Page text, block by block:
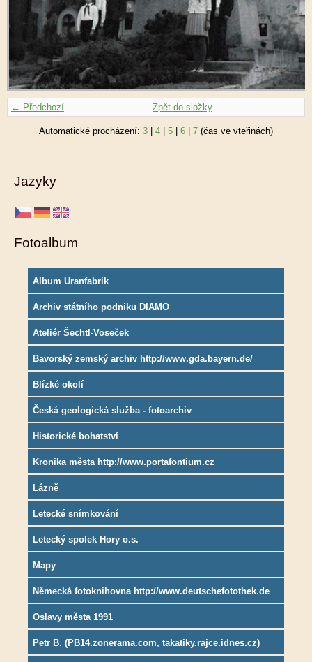
← Předchozí Zpět do složky
Automatické procházení: 3 4 5 6 7 (čas ve vteřinách)
Jazyky
Fotoalbum
Album Uranfabrik
Archiv státního podniku DIAMO
Ateliér Šechtl-Voseček
Bavorský zemský archiv http://www.gda.bayern.de/
Blízké okolí
Česká geologická služba - fotoarchiv
Historické bohatství
Kronika města http://www.portafontium.cz
Lázně
Letecké snímkování
Letecký spolek Hory o.s.
Mapy
Německá fotoknihovna http://www.deutschefotothek.de
Oslavy města 1991
Petr B. (PB14.zonerama.com, takatiky.rajce.idnes.cz)